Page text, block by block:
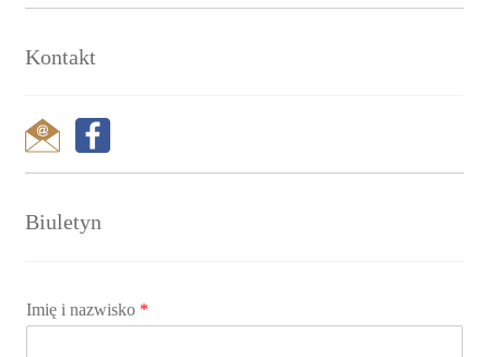
Kontakt
Biuletyn
Imię i nazwisko *